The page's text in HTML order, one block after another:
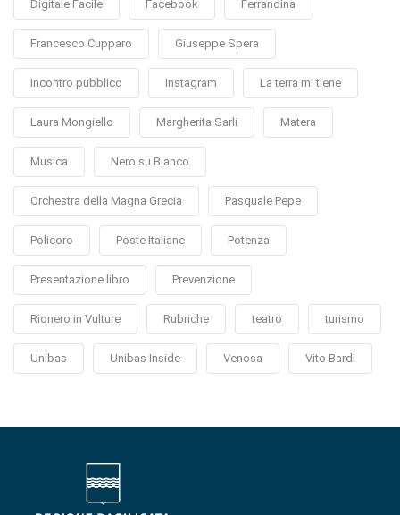
Digitale Facile Facebook Ferrandina
Francesco Cupparo Giuseppe Spera
Incontro pubblico Instagram La terra mi tiene
Laura Mongiello Margherita Sarli Matera
Musica Nero su Bianco
Orchestra della Magna Grecia Pasquale Pepe
Policoro Poste Italiane Potenza
Presentazione libro Prevenzione
Rionero in Vulture Rubriche teatro turismo
Unibas Unibas Inside Venosa Vito Bardi